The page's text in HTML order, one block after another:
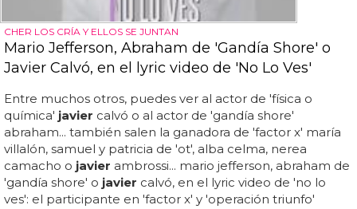
CHER LOS CRÍA Y ELLOS SE JUNTAN
Mario Jefferson, Abraham de 'Gandía Shore' o
Javier Calvó, en el lyric video de 'No Lo Ves'
Entre muchos otros, puedes ver al actor de 'física o
química' javier calvó o al actor de 'gandía shore'
abraham... también salen la ganadora de 'factor x' maría
villalón, samuel y patricia de 'ot', alba celma, nerea
camacho o javier ambrossi... mario jefferson, abraham de
'gandía shore' o javier calvó, en el lyric video de 'no lo
ves': el participante en 'factor x' y 'operación triunfo'